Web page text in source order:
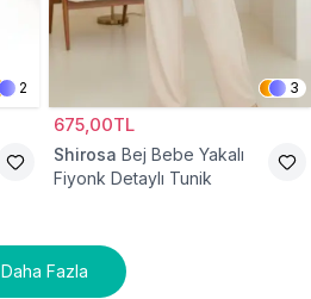
2 3
675,00TL
Shirosa Bej Bebe Yakalı
Fiyonk Detaylı Tunik
Daha Fazla